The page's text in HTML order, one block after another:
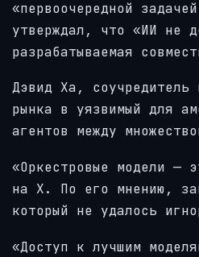
«первоочередной
утверждал, что «ИИ не
разрабатываемая
Дэвид Ха, соучредитель
рынка в уязвимый для
агентов между
«Оркестровые модели —
на X. По его мнению,
который не удалось
«Доступ к лучшим